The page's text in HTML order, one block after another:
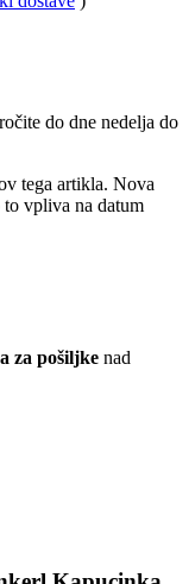
do dne nedelja do
tega artikla. Nova
vpliva na datum
za pošiljke nad